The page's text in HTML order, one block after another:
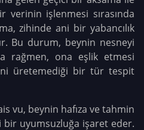
işlenmesi sırasında
zihinde ani bir yabancılık
Bu durum, beynin nesneyi
rağmen, ona eşlik etmesi
üretemediği bir tür tespit
vu, beynin hafıza ve tahmin
bir uyumsuzluğa işaret eder.